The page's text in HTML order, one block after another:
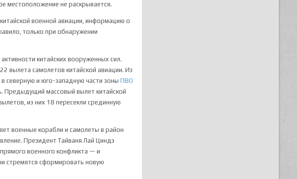
местоположение не раскрывается.
военной авиации, информацию о
только при обнаружении
китайских вооруженных сил.
вылета самолетов китайской авиации. Из
северную и юго-западную части зоныПВО
Предыдущий массовый вылет китайской
из них 18 пересекли срединную
военные корабли и самолеты в район
Президент Тайваня Лай Циндэ
военного конфликта — и
стремятся сформировать новую